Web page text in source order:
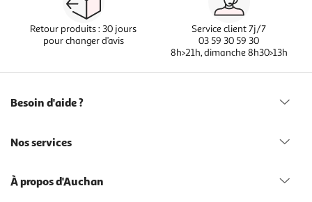
Retour produits : 30 jours
pour changer d’avis
Service client 7j/7
03 59 30 59 30
8h>21h, dimanche 8h30>13h
Besoin d'aide ?
Nos services
À propos d'Auchan